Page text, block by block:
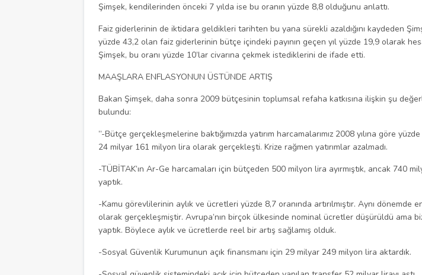
Şimşek, kendilerinden önceki 7 yılda ise bu oranın yüzde 8,8 olduğunu anlattı.
Faiz giderlerinin de iktidara geldikleri tarihten bu yana sürekli azaldığını kaydeden
yüzde 43,2 olan faiz giderlerinin bütçe içindeki payının geçen yıl yüzde 19,9 olarak
Şimşek, bu oranı yüzde 10’lar civarına çekmek istediklerini de ifade etti.
MAAŞLARA ENFLASYONUN ÜSTÜNDE ARTIŞ
Bakan Şimşek, daha sonra 2009 bütçesinin toplumsal refaha katkısına ilişkin şu
bulundu:
”-Bütçe gerçekleşmelerine baktığımızda yatırım harcamalarımız 2008 yılına göre
24 milyar 161 milyon lira olarak gerçekleşti. Krize rağmen yatırımlar azalmadı.
-TÜBİTAK’ın Ar-Ge harcamaları için bütçeden 500 milyon lira ayırmıştık, ancak 740
yaptık.
-Kamu görevlilerinin aylık ve ücretleri yüzde 8,7 oranında artırılmıştır. Aynı dönemde
olarak gerçekleşmiştir. Avrupa’nın birçok ülkesinde nominal ücretler düşürüldü ama
yaptık. Böylece aylık ve ücretlerde reel bir artış sağlamış olduk.
-Sosyal Güvenlik Kurumunun açık finansmanı için 29 milyar 249 milyon lira aktardık.